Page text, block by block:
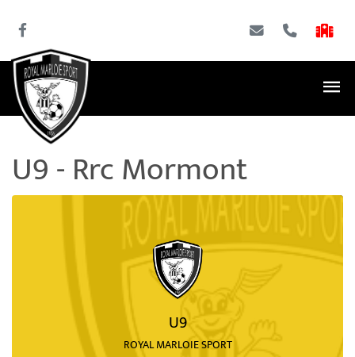
U9 - Rrc Mormont
U9
ROYAL MARLOIE SPORT